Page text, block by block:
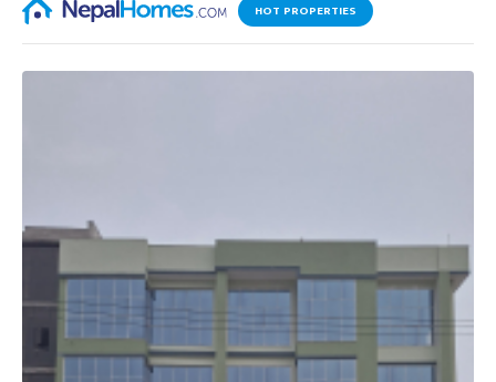
HOT PROPERTIES